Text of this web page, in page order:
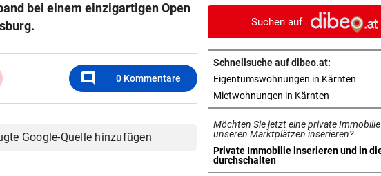
bei einem einzigartigen Open
comment 0 Kommentare
Google-Quelle hinzufügen
SOCIAL-MEDIA-AUFRUFE vor 27
„Sehen uns am 15. August“:
vor neuem Ansturm
CRASH AUF KREUZUNG
Wien: Lkw rammt beim
Motorradfahrerin
BRISANTER BERICHT: vor
Auch beim Super-League-
Suchen auf
Schnellsuche auf dibeo.at:
Eigentumswohnungen in Kärnten
Mietwohnungen in Kärnten
Möchten Sie jetzt eine private
unseren Marktplätzen inserieren?
Private Immobilie inserieren und in
durchschalten
in neuem Tab öffnen